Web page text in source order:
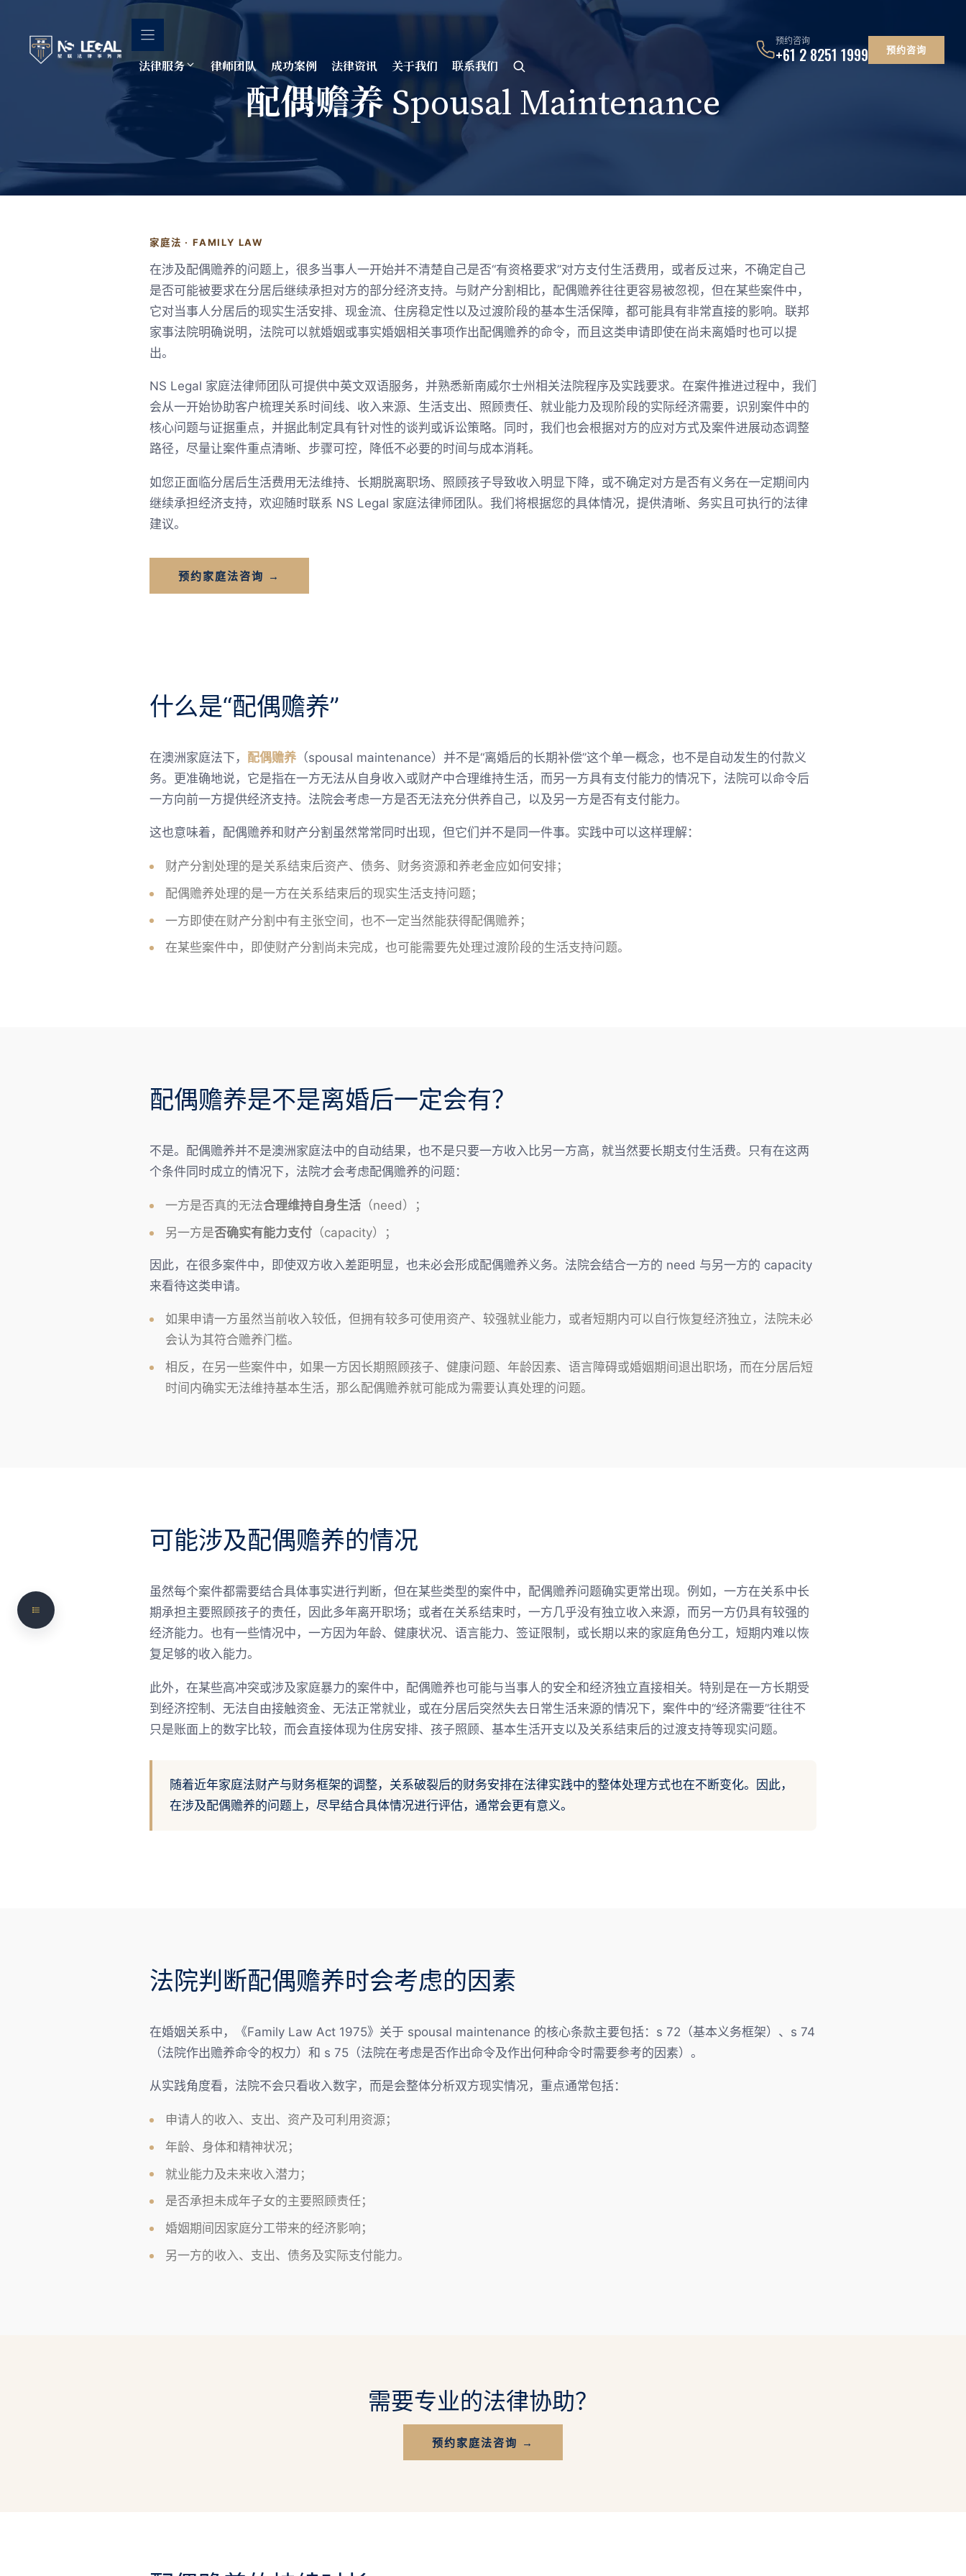
法律服务 律师团队 成功案例 法律资讯 关于我们 联系我们
预约咨询
+61 2 8251 1999 预约咨询
配偶赡养 Spousal Maintenance
家庭法 · FAMILY LAW
在涉及配偶赡养的问题上，很多当事人一开始并不清楚自己是否“有资格要求”对方支付生活费用，或者反过来，不确定自己
是否可能被要求在分居后继续承担对方的部分经济支持。与财产分割相比，配偶赡养往往更容易被忽视，但在某些案件中，
它对当事人分居后的现实生活安排、现金流、住房稳定性以及过渡阶段的基本生活保障，都可能具有非常直接的影响。联邦
家事法院明确说明，法院可以就婚姻或事实婚姻相关事项作出配偶赡养的命令，而且这类申请即使在尚未离婚时也可以提
出。
NS Legal 家庭法律师团队可提供中英文双语服务，并熟悉新南威尔士州相关法院程序及实践要求。在案件推进过程中，我们
会从一开始协助客户梳理关系时间线、收入来源、生活支出、照顾责任、就业能力及现阶段的实际经济需要，识别案件中的
核心问题与证据重点，并据此制定具有针对性的谈判或诉讼策略。同时，我们也会根据对方的应对方式及案件进展动态调整
路径，尽量让案件重点清晰、步骤可控，降低不必要的时间与成本消耗。
如您正面临分居后生活费用无法维持、长期脱离职场、照顾孩子导致收入明显下降，或不确定对方是否有义务在一定期间内
继续承担经济支持，欢迎随时联系 NS Legal 家庭法律师团队。我们将根据您的具体情况，提供清晰、务实且可执行的法律
建议。
预约家庭法咨询 →
什么是“配偶赡养”
在澳洲家庭法下， 配偶赡养 （spousal maintenance）并不是“离婚后的长期补偿”这个单一概念，也不是自动发生的付款义
务。更准确地说，它是指在一方无法从自身收入或财产中合理维持生活，而另一方具有支付能力的情况下，法院可以命令后
一方向前一方提供经济支持。法院会考虑一方是否无法充分供养自己，以及另一方是否有支付能力。
这也意味着，配偶赡养和财产分割虽然常常同时出现，但它们并不是同一件事。实践中可以这样理解：
财产分割处理的是关系结束后资产、债务、财务资源和养老金应如何安排；
配偶赡养处理的是一方在关系结束后的现实生活支持问题；
一方即使在财产分割中有主张空间，也不一定当然能获得配偶赡养；
在某些案件中，即使财产分割尚未完成，也可能需要先处理过渡阶段的生活支持问题。
配偶赡养是不是离婚后一定会有？
不是。配偶赡养并不是澳洲家庭法中的自动结果，也不是只要一方收入比另一方高，就当然要长期支付生活费。只有在这两
个条件同时成立的情况下，法院才会考虑配偶赡养的问题：
一方是否真的无法合理维持自身生活 （need）；
另一方是否确实有能力支付 （capacity）；
因此，在很多案件中，即使双方收入差距明显，也未必会形成配偶赡养义务。法院会结合一方的 need 与另一方的 capacity
来看待这类申请。
如果申请一方虽然当前收入较低，但拥有较多可使用资产、较强就业能力，或者短期内可以自行恢复经济独立，法院未必
会认为其符合赡养门槛。
相反，在另一些案件中，如果一方因长期照顾孩子、健康问题、年龄因素、语言障碍或婚姻期间退出职场，而在分居后短
时间内确实无法维持基本生活，那么配偶赡养就可能成为需要认真处理的问题。
可能涉及配偶赡养的情况
虽然每个案件都需要结合具体事实进行判断，但在某些类型的案件中，配偶赡养问题确实更常出现。例如，一方在关系中长
期承担主要照顾孩子的责任，因此多年离开职场；或者在关系结束时，一方几乎没有独立收入来源，而另一方仍具有较强的
经济能力。也有一些情况中，一方因为年龄、健康状况、语言能力、签证限制，或长期以来的家庭角色分工，短期内难以恢
复足够的收入能力。
此外，在某些高冲突或涉及家庭暴力的案件中，配偶赡养也可能与当事人的安全和经济独立直接相关。特别是在一方长期受
到经济控制、无法自由接触资金、无法正常就业，或在分居后突然失去日常生活来源的情况下，案件中的“经济需要”往往不
只是账面上的数字比较，而会直接体现为住房安排、孩子照顾、基本生活开支以及关系结束后的过渡支持等现实问题。
随着近年家庭法财产与财务框架的调整，关系破裂后的财务安排在法律实践中的整体处理方式也在不断变化。因此，
在涉及配偶赡养的问题上，尽早结合具体情况进行评估，通常会更有意义。
法院判断配偶赡养时会考虑的因素
在婚姻关系中，《Family Law Act 1975》关于 spousal maintenance 的核心条款主要包括：s 72（基本义务框架）、s 74
（法院作出赡养命令的权力）和 s 75（法院在考虑是否作出命令及作出何种命令时需要参考的因素）。
从实践角度看，法院不会只看收入数字，而是会整体分析双方现实情况，重点通常包括：
申请人的收入、支出、资产及可利用资源；
年龄、身体和精神状况；
就业能力及未来收入潜力；
是否承担未成年子女的主要照顾责任；
婚姻期间因家庭分工带来的经济影响；
另一方的收入、支出、债务及实际支付能力。
需要专业的法律协助？
预约家庭法咨询 →
法院判断配偶赡养时会考虑的因素
配偶赡养的持续时长
配偶赡养和财产分割有什么关系？
配偶赡养的申请时限
我的案件是否需要律师？
NS Legal 如何协助处理配偶赡养案件？
需要法律意见？联系 NS Legal